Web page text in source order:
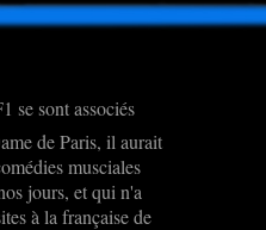
se sont associés
de Paris, il aurait
musciales
jours, et qui n'a
à la française de